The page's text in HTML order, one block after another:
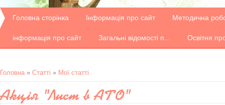
Головна сторінка Інформація про сайт Методична
інформація про сайт Загальні відомості п... Освітня
Головна» Статті » Мої статті
Акція "Лист в АТО"